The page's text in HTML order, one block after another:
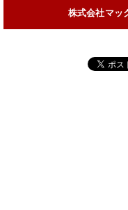
株式会社マッ